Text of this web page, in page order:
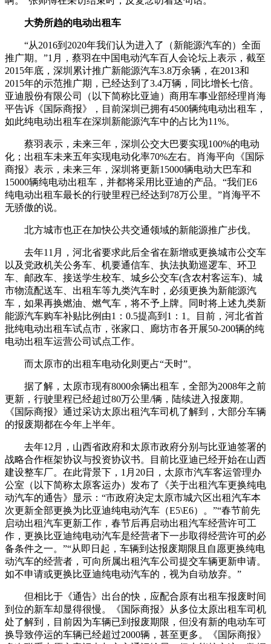
大势所趋的电动出租车
“从2016到2020年我们认为进入了（新能源汽车的）全面
推广期。”1月，蔡羽在中国电动汽车百人会论坛上表示，截至
2015年底，深圳累计推广新能源汽车3.8万余辆，在2013和
2015年的示范推广期，已经达到了3.4万辆，同比增长七倍。
亚迪股份有限公司（以下简称比亚迪）商用车事业部经理肖海
平告诉《国际商报》，目前深圳已拥有4500辆纯电动出租车，
如此纯电动出租车在深圳新能源汽车中的占比为11%。
蔡羽表示，未来三年，深圳公交大巴要实现100%的电动
化；出租车未来五年实现电动化率70%左右。肖海平向《国际
商报》表示，未来三年，深圳将更新15000辆电动大巴车和
15000辆纯电动出租车，并都将采用比亚迪的产品。“我们E6
纯电动出租车最长的行驶里程已经达到78万公里。”肖海平不
无骄傲的说。
北方城市也正在加快公共交通领域的新能源推广步伐。
去年11月，河北省要求此后全省在新增或更换城市公交车
以及党政机关公务车、机要通信车、执法执勤巡逻车、环卫
车、邮政车、接送学生校车、城乡公交车(含农村客运车)、城
市物流配送车、出租车等九类汽车时，必须更换为新能源汽
车，如果再换燃油、燃气车，将不予上牌。同时将上述九类新
能源汽车购车补贴比例由1：0.5提高到1：1。目前，河北省首
批纯电动出租车试点市，张家口、廊坊市各开展50-200辆的纯
电动出租车运营公司试点工作。
而太原市的出租车电动化则更占“天时”。
据了解，太原市现有8000余辆出租车，全部为2008年之前
更新，行驶里程已经超过80万公里/辆，陆续进入报废期。
《国际商报》通过采访太原出租汽车司机了解到，大部分车辆
的报废期都在今年上半年。
去年12月，山西省政府和太原市政府分别与比亚迪签署的
战略合作框架协议与投资协议书。目前比亚迪已经开始在山西
建设整车厂。在此背景下，1月20日，太原市汽车客运管理办
公室（以下简称太原客运办）发布了《关于出租汽车更换纯电
动汽车的通告》显示：“市政府决定太原市城六区出租汽车本
次更新全部更换为比亚迪纯电动汽车（E5\E6）。”“春节前先
启动出租汽车更新工作，春节后再启动出租汽车经营许可工
作，更换比亚迪纯电动汽车是经营者下一步取得经营许可的必
备条件之一。”“从即日起，车辆到达报废期限且自愿更换纯电
动汽车的经营者，可向所属出租汽车公司提交车辆更新申请。
如不申请或更换比亚迪纯电动汽车的，视为自动放弃。”
但相比于《通告》出台的快，应配合原有出租车报废时间
到位的新车却显得很慢。《国际商报》从多位太原出租车司机
处了解到，目前因为车辆已到报废期限，但没有新的电动车可
换导致停运的车辆已经超过2000辆，甚至更多。《国际商报》